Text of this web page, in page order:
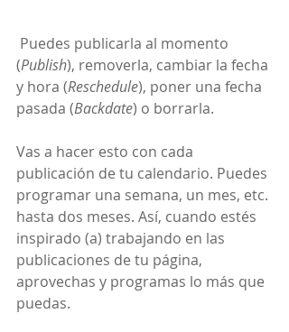
(Publish), removerla, cambiar la fecha
y hora (Reschedule), poner una fecha
pasada (Backdate) o borrarla.
Vas a hacer esto con cada
publicación de tu calendario. Puedes
programar una semana, un mes, etc.
hasta dos meses. Así, cuando estés
inspirado (a) trabajando en las
publicaciones de tu página,
aprovechas y programas lo más que
puedas.